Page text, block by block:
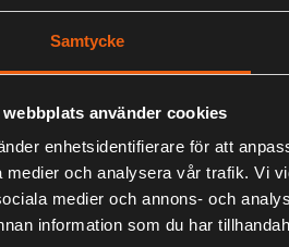
Samtycke
webbplats använder cookies
enhetsidentifierare för att
medier och analysera vår trafik. Vi
medier och annons- och
information som du har